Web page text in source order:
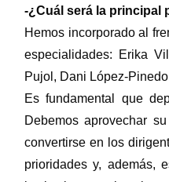
-¿Cuál será la principal
Hemos incorporado al
especialidades: Erika
Pujol, Dani López-
Es fundamental que
Debemos aprovechar
convertirse en los
prioridades y, además,